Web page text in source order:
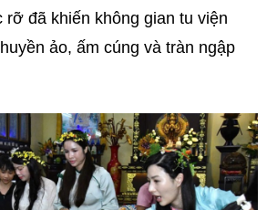
rỡ đã khiến không gian tu viện
ảo, ấm cúng và tràn ngập